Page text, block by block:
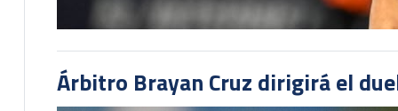
Árbitro Brayan Cruz dirigirá el